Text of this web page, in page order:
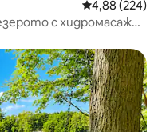
Средна
4,88 (224)
с хидромасажна